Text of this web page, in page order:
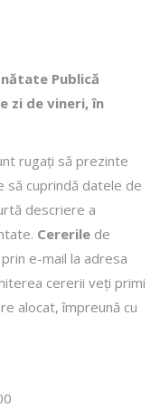
Publică
zi de vineri, în
rugaţi să prezinte
să cuprindă datele de
descriere a
Cererile de
e-mail la adresa
cererii veţi primi
alocat, împreună cu